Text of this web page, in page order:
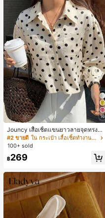
16
Jouncy เสื้อเชิ้ตแขนยาวลายจุดทรงหล
วมสำหรับผู้หญิง
#2 ขายดี
ใน กระเป๋า เสื้อเชิ้ตทำงานมีกระเป๋า
100+ sold
฿269